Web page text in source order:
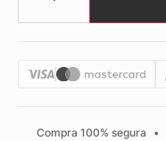
Compra 100% segura •